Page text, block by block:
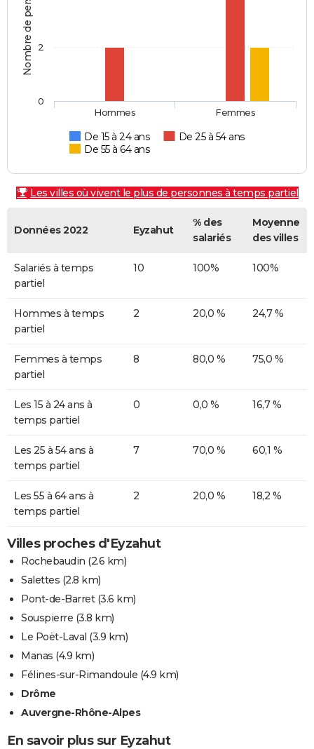
De 15 à 24 ans
De 25 à 54 ans
De 55 à 64 ans
Hommes Femmes
0
2
Les villes où vivent le plus de personnes à temps partiel
Données 2022 Eyzahut
% des
salariés
Moyenne
des villes
Salariés à temps
partiel
10 100% 100%
Hommes à temps
partiel
2 20,0 % 24,7 %
Femmes à temps
partiel
8 80,0 % 75,0 %
Les 15 à 24 ans à
temps partiel
0 0,0 % 16,7 %
Les 25 à 54 ans à
temps partiel
7 70,0 % 60,1 %
Les 55 à 64 ans à
temps partiel
2 20,0 % 18,2 %
Villes proches d'Eyzahut
Rochebaudin (2.6 km)
Salettes (2.8 km)
Pont-de-Barret(3.6 km)
Souspierre (3.8 km)
Le Poët-Laval (3.9 km)
Manas (4.9 km)
Félines-sur-Rimandoule (4.9 km)
Drôme
Auvergne-Rhône-Alpes
En savoir plus sur Eyzahut